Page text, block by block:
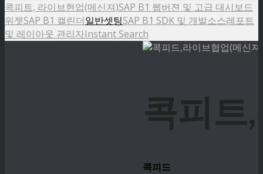
콕피트, 라이브현업(메신져)SAP B1 웹버젼 및 고급 대시보드
위젯SAP B1 캘린더일반셋팅SAP B1 SDK 및 개발소스레포트
및 레이아웃 관리자Instant Search
콕피트
콕피드